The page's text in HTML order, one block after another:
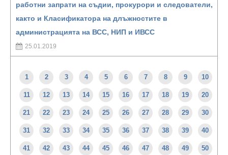
работни запрати на съдии, прокурори и следователи,
както и Класификатора на длъжностите в
администрацията на ВСС, НИП и ИВСС
25.01.2019
1 2 3 4 5 6 7 8 9 10
11 12 13 14 15 16 17 18 19 20
21 22 23 24 25 26 27 28 29 30
31 32 33 34 35 36 37 38 39 40
41 42 43 44 45 46 47 48 49 50